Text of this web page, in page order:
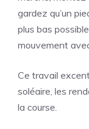
gardez qu’un
plus bas
mouvement
Ce travail
soléaire, les
la course.